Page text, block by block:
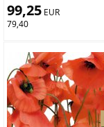
99,25 EUR
79,40